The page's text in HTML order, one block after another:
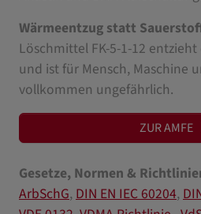
Wärmeentzug statt
Löschmittel FK-5-1-12
und ist für Mensch, Maschine
vollkommen ungefährlich.
ZUR AMFE
Gesetze, Normen &
ArbSchG, DIN EN IEC 60204,